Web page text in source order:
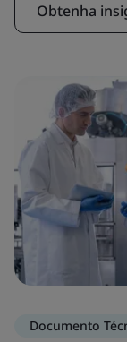
Obtenha
Documento